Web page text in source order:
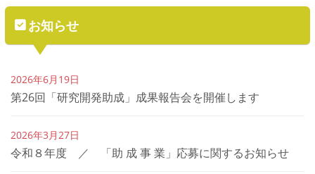
お知らせ
2026年6月19日
第26回「研究開発助成」成果報告会を開催します
2026年3月27日
令和８年度 ／ 「助 成 事 業」応募に関するお知らせ